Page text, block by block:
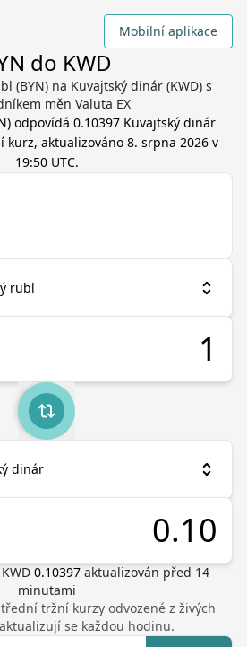
Mobilní aplikace
do KWD
(BYN) na Kuvajtský dinár (KWD) s
měn Valuta EX
) odpovídá 0.10397 Kuvajtský dinár
aktualizováno 8. srpna 2026 v
19:50 UTC.
rubl
dinár
KWD 0.10397 aktualizován před 14
minutami
tržní kurzy odvozené z živých
se každou hodinu.